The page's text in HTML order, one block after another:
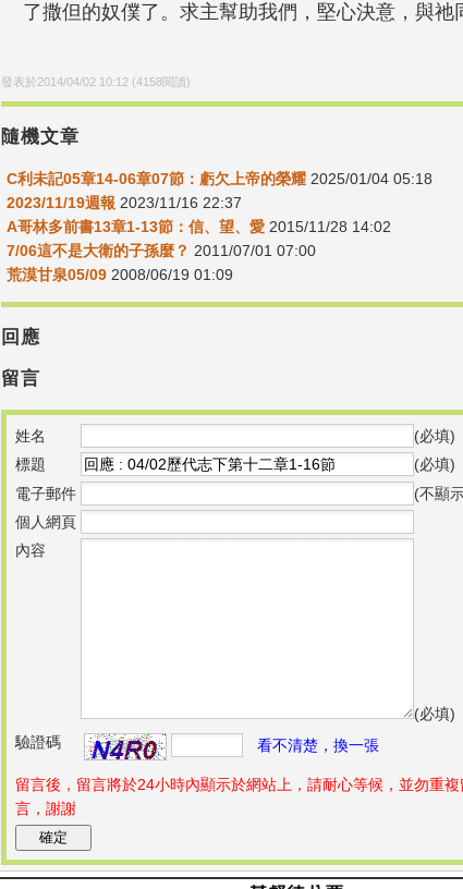
了撒但的奴僕了。求主幫助我們，堅心決意，與祂
發表於2014/04/02 10:12 (4158閱讀)
隨機文章
C利未記05章14-06章07節：虧欠上帝的榮耀2025/01/04 05:18
2023/11/19週報 2023/11/16 22:37
A哥林多前書13章1-13節：信、望、愛2015/11/28 14:02
7/06這不是大衛的子孫麼？ 2011/07/01 07:00
荒漠甘泉05/092008/06/19 01:09
回應
留言
姓名
(必填)
標題
(必填)
電子郵件
(不顯
個人網頁
內容
(必填)
驗證碼
看不清楚，換一張
留言後，留言將於24小時內顯示於網站上，請耐心等候，並勿重複
言，謝謝